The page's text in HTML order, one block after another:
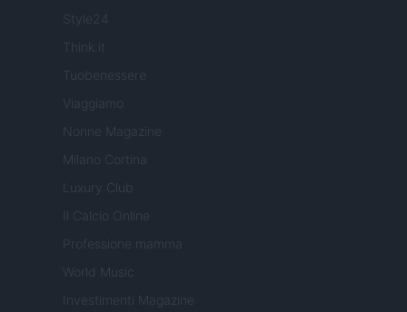
Style24
Think.it
Tuobenessere
Viaggiamo
Nonne Magazine
Milano Cortina
Luxury Club
Il Calcio Online
Professione mamma
World Music
Investimenti Magazine